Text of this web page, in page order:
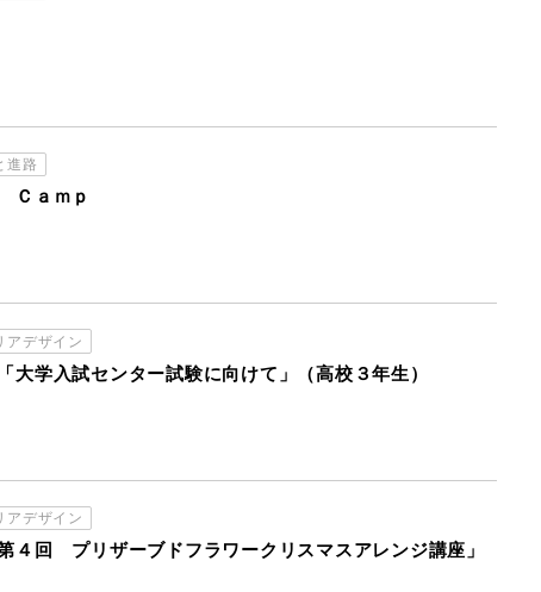
進路
Ｃａｍｐ
アデザイン
大学入試センター試験に向けて」（高校３年生）
アデザイン
４回 プリザーブドフラワークリスマスアレンジ講座」